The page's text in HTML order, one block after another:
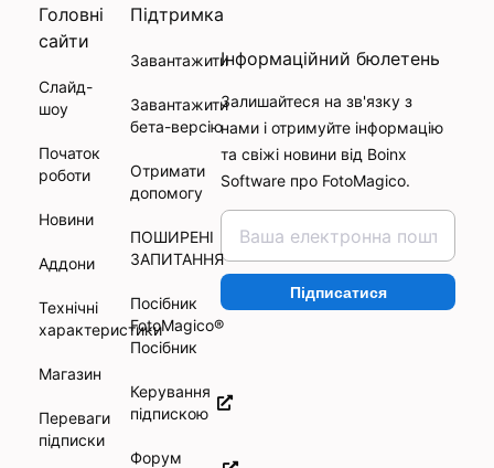
Головні
сайти
Слайд-
шоу
Початок
роботи
Новини
Аддони
Технічні
характеристики
Магазин
Переваги
підписки
Підтримка
Завантажити
Завантажити
бета-версію
Отримати
допомогу
ПОШИРЕНІ
ЗАПИТАННЯ
Посібник
FotoMagico®
Посібник
Керування
підпискою
Форум
Інформаційний бюлетень
Залишайтеся на зв'язку з
нами і отримуйте інформацію
та свіжі новини від Boinx
Software про FotoMagico.
Підписатися